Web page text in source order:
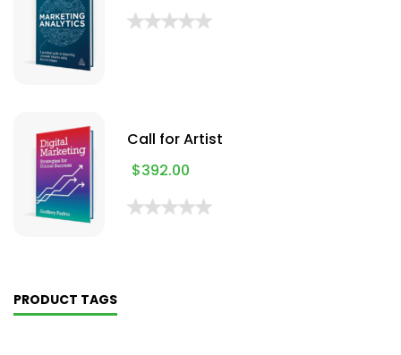
Call for Artist
$392.00
PRODUCT TAGS